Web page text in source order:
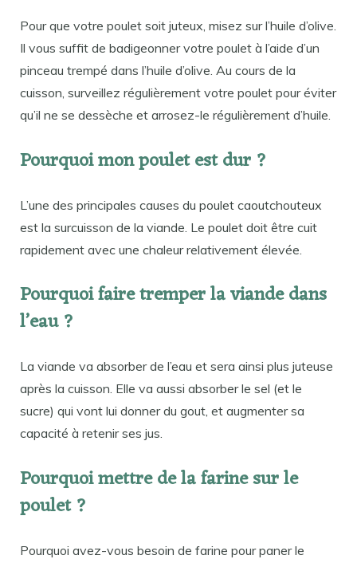
Pour que votre poulet soit juteux, misez sur l’huile d’olive.
Il vous suffit de badigeonner votre poulet à l’aide d’un
pinceau trempé dans l’huile d’olive. Au cours de la
cuisson, surveillez régulièrement votre poulet pour éviter
qu’il ne se dessèche et arrosez-le régulièrement d’huile.
Pourquoi mon poulet est dur ?
L’une des principales causes du poulet caoutchouteux
est la surcuisson de la viande. Le poulet doit être cuit
rapidement avec une chaleur relativement élevée.
Pourquoi faire tremper la viande dans
l’eau ?
La viande va absorber de l’eau et sera ainsi plus juteuse
après la cuisson. Elle va aussi absorber le sel (et le
sucre) qui vont lui donner du gout, et augmenter sa
capacité à retenir ses jus.
Pourquoi mettre de la farine sur le
poulet ?
Pourquoi avez-vous besoin de farine pour paner le